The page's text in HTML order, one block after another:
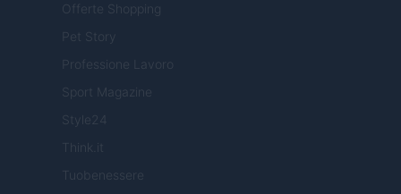
Offerte Shopping
Pet Story
Professione Lavoro
Sport Magazine
Style24
Think.it
Tuobenessere